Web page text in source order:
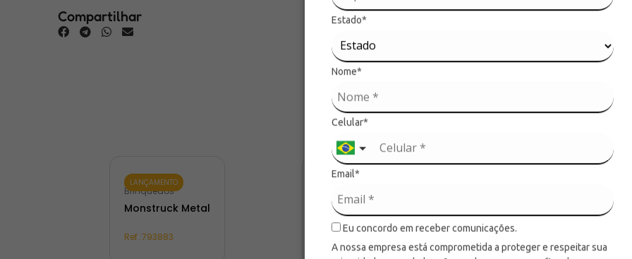
Estado*
Nome*
Celular*
Email*
Eu concordo em receber comunicações.
A nossa empresa está comprometida a proteger e respeitar sua
Compartilhar
Produtos Relacionados
LANÇAMENTO
Brinquedos
Monstruck Metal
Ref.:793883
Carrinho De Controle Carrinho De Controle